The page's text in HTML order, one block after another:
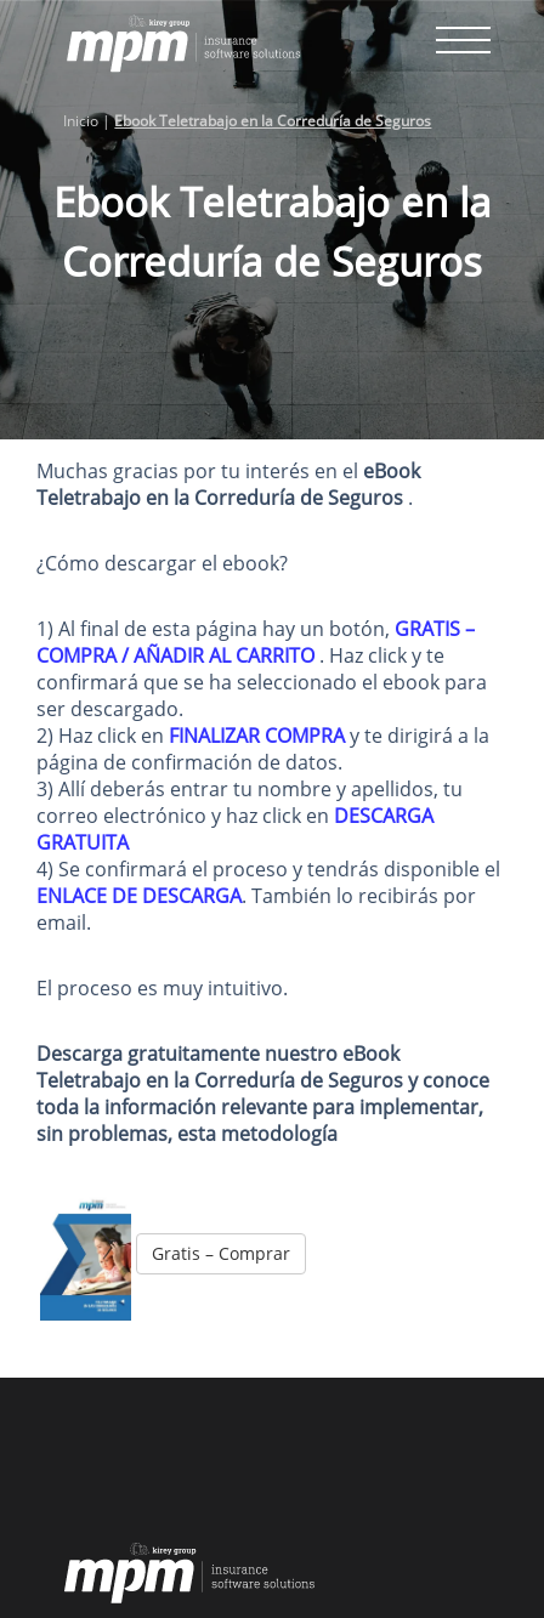
Skip
to
content
Inicio|Ebook Teletrabajo en la Correduría de Seguros
Ebook Teletrabajo en la
Correduría de Seguros
Muchas gracias por tu interés en el eBook
Teletrabajo en la Correduría de Seguros .
¿Cómo descargar el ebook?
1) Al final de esta página hay un botón, GRATIS –
COMPRA / AÑADIR AL CARRITO. Haz click y te
confirmará que se ha seleccionado el ebook para
ser descargado.
2) Haz click en FINALIZAR COMPRAy te dirigirá a la
página de confirmación de datos.
3) Allí deberás entrar tu nombre y apellidos, tu
correo electrónico y haz click en DESCARGA
GRATUITA
4) Se confirmará el proceso y tendrás disponible el
ENLACE DE DESCARGA. También lo recibirás por
email.
El proceso es muy intuitivo.
Descarga gratuitamente nuestro eBook
Teletrabajo en la Correduría de Seguros y conoce
toda la información relevante para implementar,
sin problemas, esta metodología
Gratis – Comprar